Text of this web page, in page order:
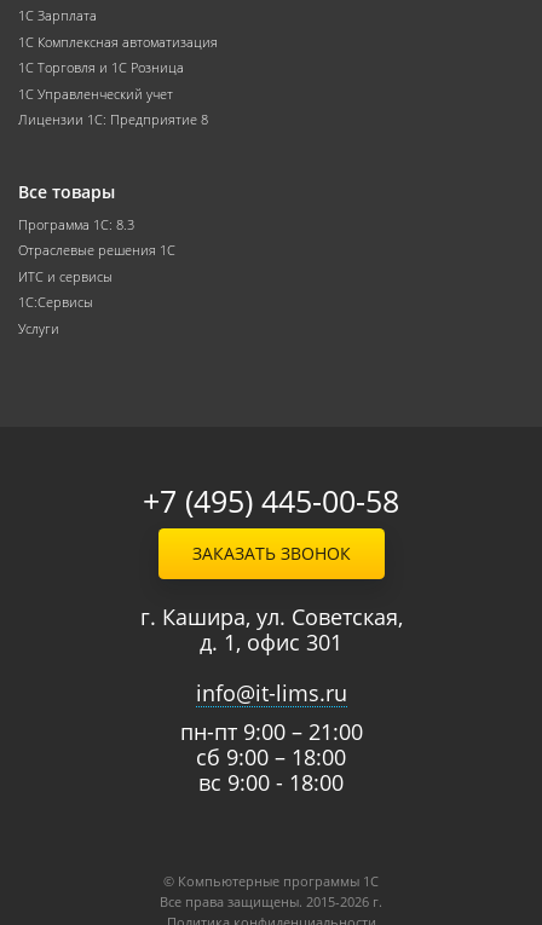
1С Зарплата
1С Комплексная автоматизация
1С Торговля и 1С Розница
1С Управленческий учет
Лицензии 1С: Предприятие 8
Все товары
Программа 1С: 8.3
Отраслевые решения 1С
ИТС и сервисы
1С:Сервисы
Услуги
+7 (495) 445-00-58
ЗАКАЗАТЬ ЗВОНОК
г. Кашира, ул. Советская,
д. 1, офис 301
info@it-lims.ru
пн-пт 9:00 – 21:00
сб 9:00 – 18:00
вс 9:00 - 18:00
© Компьютерные программы 1C
Все права защищены. 2015-2026 г.